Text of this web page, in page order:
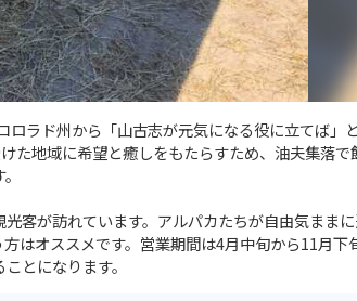
ラド州から「山古志が元気になる役に立てば」
た地域に希望と癒しをもたらすため、油夫集落で
客が訪れています。アルパカたちが自由気まま
はオススメです。営業期間は4月中旬から11月下
とになります。